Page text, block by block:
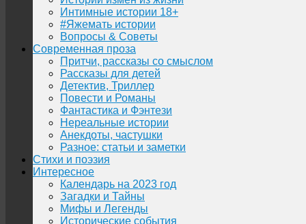
Интимные истории 18+
#Яжемать истории
Вопросы & Советы
Современная проза
Притчи, рассказы со смыслом
Рассказы для детей
Детектив, Триллер
Повести и Романы
Фантастика и Фэнтези
Нереальные истории
Анекдоты, частушки
Разное: статьи и заметки
Стихи и поэзия
Интересное
Календарь на 2023 год
Загадки и Тайны
Мифы и Легенды
Исторические события